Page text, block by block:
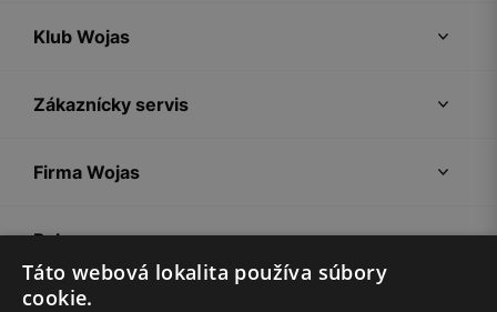
Klub Wojas
Zákaznícky servis
Firma Wojas
Pokyny
Táto webová lokalita používa súbory
cookie.